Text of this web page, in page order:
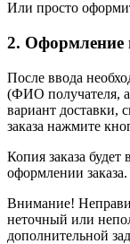
Или просто
2. Оформление
После ввода
(ФИО получателя,
вариант доставки,
заказа нажмите
Копия заказа
оформлении заказа.
Внимание!
неточный или
дополнительной